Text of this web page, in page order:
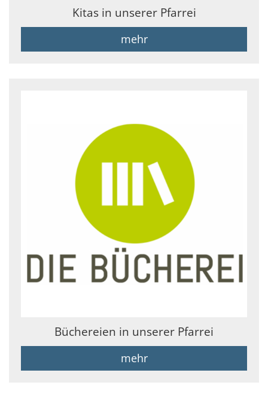
Kitas in unserer Pfarrei
mehr
Büchereien in unserer Pfarrei
mehr